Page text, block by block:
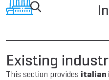
Existing
This section provides italian